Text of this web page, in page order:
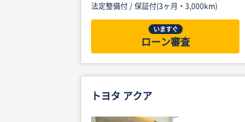
法定整備付 /保証付(3ヶ月・3,000km)
いますぐ
ローン審査
トヨタ アクア